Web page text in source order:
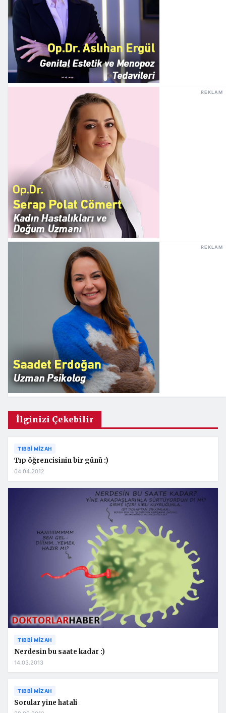
REKLAM
REKLAM
İlginizi Çekebilir
TIBBI MIZAH
Tıp öğrencisinin bir günü :)
04.04.2012
TIBBI MIZAH
Nerdesin bu saate kadar :)
14.03.2013
TIBBI MIZAH
Sorular yine hatali